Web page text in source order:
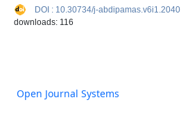
DOI : 10.30734/j-abdipamas.v6i1.2040
downloads: 116
Open Journal Systems